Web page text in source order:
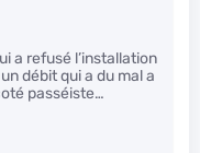
a refusé l’installation
débit qui a du mal a
passéiste…